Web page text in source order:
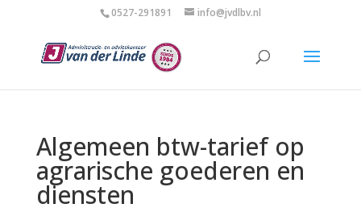
0527-291891 info@jvdlbv.nl
Algemeen btw-tarief op
agrarische goederen en
diensten